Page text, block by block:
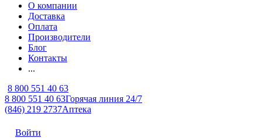
О компании
Доставка
Оплата
Производители
Блог
Контакты
...
8 800 551 40 63
8 800 551 40 63Горячая линия 24/7
(846) 219 2737Аптека
Войти